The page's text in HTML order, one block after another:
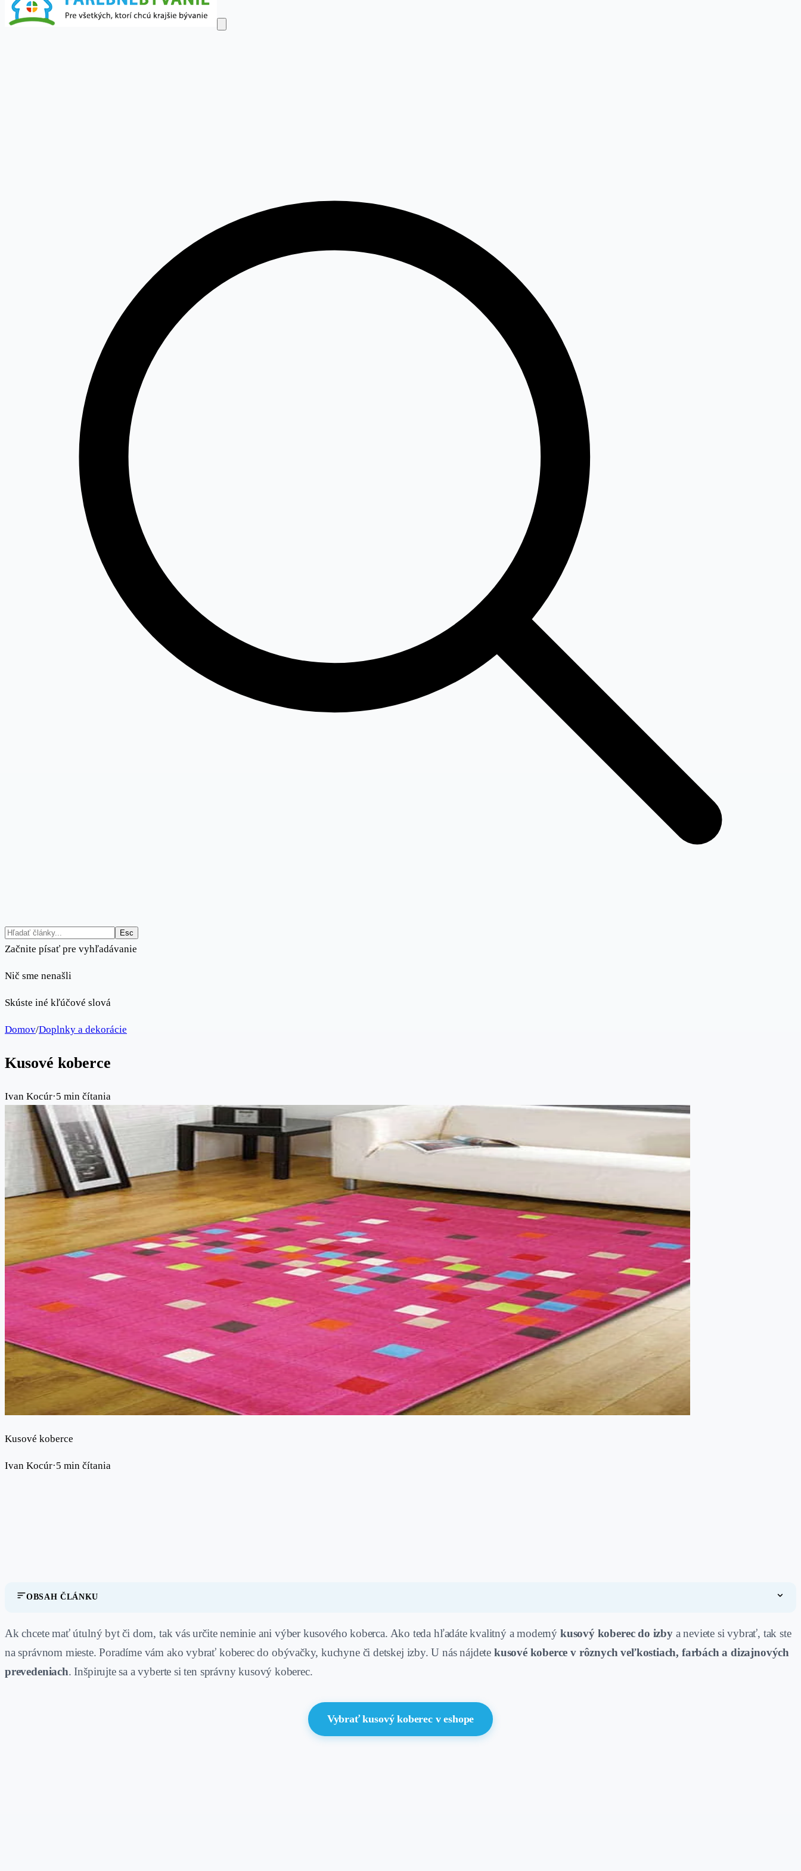
Esc
Začnite písať pre vyhľadávanie
Nič sme nenašli
Skúste iné kľúčové slová
Domov/Doplnky a dekorácie
Kusové koberce
Ivan Kocúr·5 min čítania
Kusové koberce
Ivan Kocúr·5 min čítania
OBSAH ČLÁNKU
Ak chcete mať útulný byt či dom, tak vás určite neminie ani výber kusového koberca. Ako teda hľadáte kvalitný a moderný kusový koberec do izbya neviete si vybrať, tak ste
na správnom mieste. Poradíme vám ako vybrať koberec do obývačky, kuchyne či detskej izby. U nás nájdete kusové koberce v rôznych veľkostiach, farbách a dizajnových
prevedeniach. Inšpirujte sa a vyberte si ten správny kusový koberec.
Vybrať kusový koberec v eshope